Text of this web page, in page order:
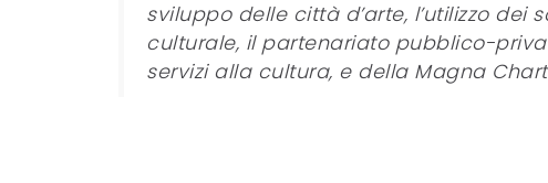
sviluppo delle città d’arte, l’utilizzo
culturale, il partenariato pubblico-
servizi alla cultura, e della Magna